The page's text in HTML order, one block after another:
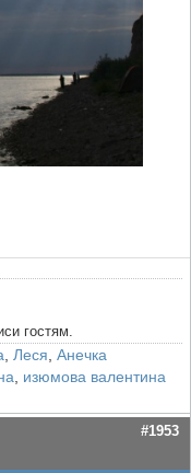
гостям.
, Леся, Анечка
, изюмова валентина
#1953